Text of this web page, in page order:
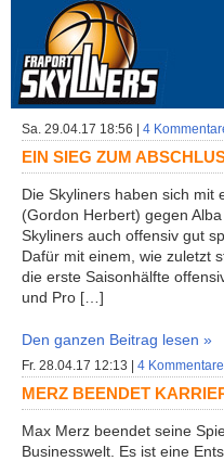
Sa. 29.04.17 18:56 | 4
EIN SIEG ZUM
Die Skyliners haben sich mit
(Gordon Herbert) gegen
Skyliners auch offensiv gut
Dafür mit einem, wie zuletzt
die erste Saisonhälfte
und Pro […]
Den ganzen Beitrag lesen »
Fr. 28.04.17 12:13 | 4 Kommentare
MERZ BEENDET
Max Merz beendet seine
Businesswelt. Es ist eine